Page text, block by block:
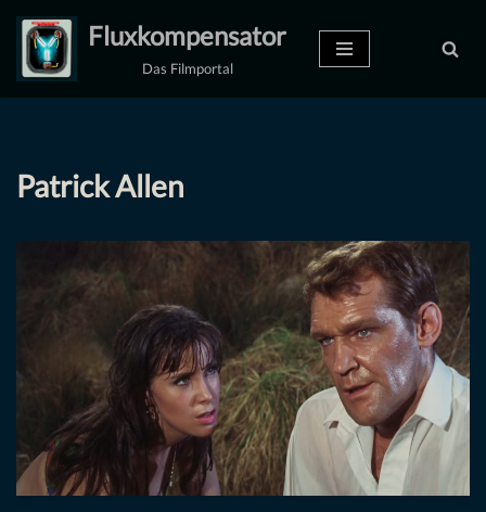
Zum
Inhalt
Fluxkompensator
Das Filmportal
Patrick Allen